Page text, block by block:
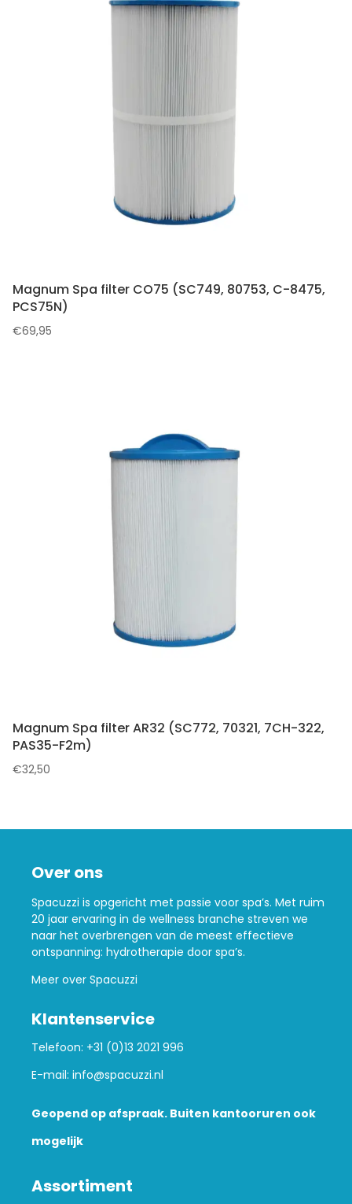
Magnum Spa filter CO75 (SC749, 80753, C-8475,
PCS75N)
€69,95
Magnum Spa filter AR32 (SC772, 70321, 7CH-322,
PAS35-F2m)
€32,50
Over ons
Spacuzzi is opgericht met passie voor spa’s. Met ruim
20 jaar ervaring in de wellness branche streven we
naar het overbrengen van de meest effectieve
ontspanning: hydrotherapie door spa’s.
Meer over Spacuzzi
Klantenservice
Telefoon: +31 (0)13 2021 996
E-mail: info@spacuzzi.nl
Geopend op afspraak. Buiten kantooruren ook
mogelijk
Assortiment